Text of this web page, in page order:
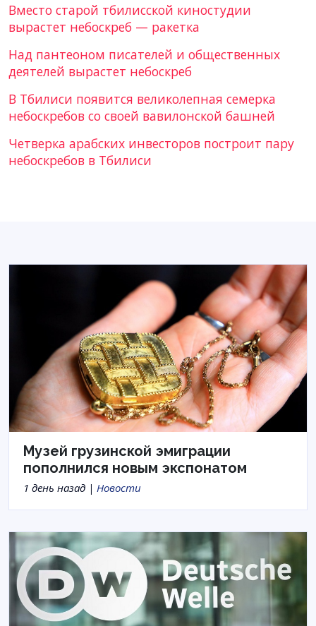
Вместо старой тбилисской киностудии
вырастет небоскреб — ракетка
Над пантеоном писателей и общественных
деятелей вырастет небоскреб
В Тбилиси появится великолепная семерка
небоскребов со своей вавилонской башней
Четверка арабских инвесторов построит пару
небоскребов в Тбилиси
Музей грузинской эмиграции
пополнился новым экспонатом
1 день назад | Новости